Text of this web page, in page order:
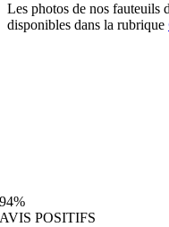
Les photos de nos fauteuils
disponibles dans la rubrique
94%
AVIS POSITIFS